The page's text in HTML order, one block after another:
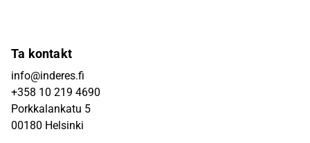
Ta kontakt
info@inderes.fi
+358 10 219 4690
Porkkalankatu 5
00180 Helsinki